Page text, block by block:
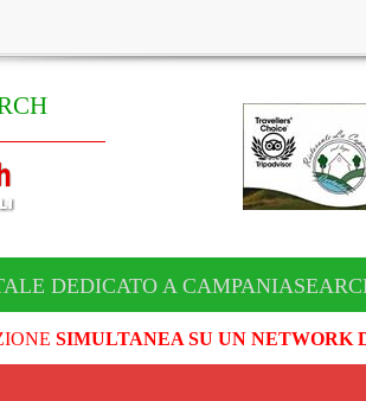
DEDICATO A
SIMULTANEA SU UN NETWORK